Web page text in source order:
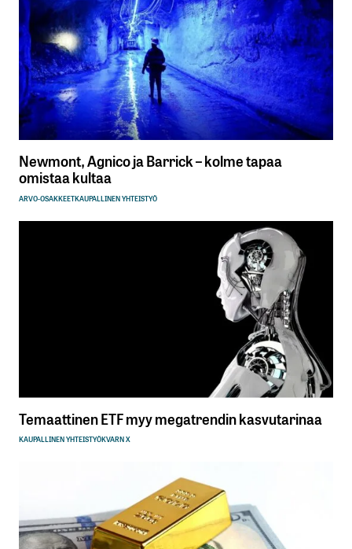
Newmont, Agnico ja Barrick – kolme tapaa
omistaa kultaa
ARVO-OSAKKEETKAUPALLINEN YHTEISTYÖ
Temaattinen ETF myy megatrendin kasvutarinaa
KAUPALLINEN YHTEISTYÖKVARN X